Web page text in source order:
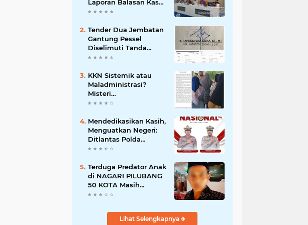
Laporan Balasan Kasat
Pol PP Disorot: Upaya
atau Pengalihan Isu?
Tender Dua Jembatan
Gantung Pessel
Diselimuti Tanda
Tanya, Gangguan
Permainan di Balik
Layar?
KKN Sistemik atau
Maladministrasi?
Misteri
"Dikorbankannya" SDN
Transparansi Pemkot
Padang
Mendedikasikan Kasih,
Menguatkan Negeri:
Ditlantas Polda
Sumbar Apresiasi
sebagai Pilar
Pengabdian
Terduga Predator Anak
di NAGARI PILUBANG
50 KOTA Masih
Berkeliaran
Lihat Selengkapnya